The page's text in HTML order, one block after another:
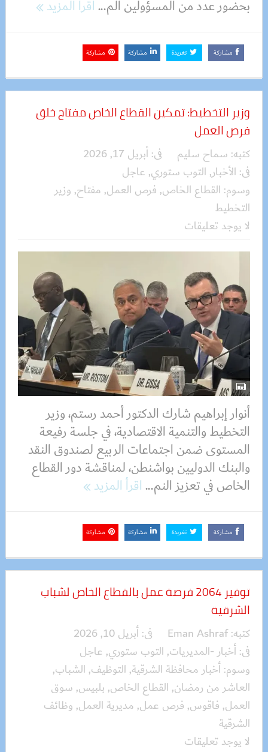
بحضور عدد من المسؤولين الم...اقرأ المزيد
مشاركة تغريدة مشاركة مشاركة
وزير التخطيط: تمكين القطاع الخاص مفتاح خلق
فرص العمل
كتبه: سماح سليم فى:أبريل 17, 2026
فى: الأخبار, التوب ستوري, عاجل
وسوم: القطاع الخاص, فرص العمل, مفتاح, وزير
التخطيط
لا يوجد تعليقات
أنوار إبراهيم شارك الدكتور أحمد رستم، وزير
التخطيط والتنمية الاقتصادية، في جلسة رفيعة
المستوى ضمن اجتماعات الربيع لصندوق النقد
والبنك الدوليين بواشنطن، لمناقشة دور القطاع
الخاص في تعزيز النم...اقرأ المزيد
مشاركة تغريدة مشاركة مشاركة
توفير 2064 فرصة عمل بالقطاع الخاص لشباب
الشرقية
كتبه:Eman Ashraf فى:أبريل 10, 2026
فى:أخبار -المديريات, التوب ستوري, عاجل
وسوم:أخبار محافظة الشرقية, التوظيف, الشباب,
العاشر من رمضان, القطاع الخاص, بلبيس, سوق
العمل, فاقوس, فرص عمل, مديرية العمل, وظائف
الشرقية
لا يوجد تعليقات